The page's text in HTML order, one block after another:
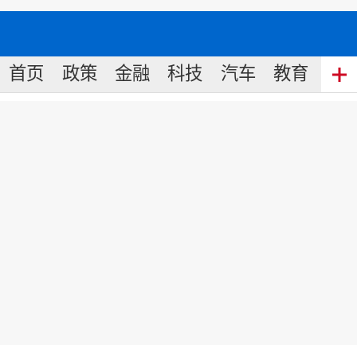
首页 政策 金融 科技 汽车 教育 食